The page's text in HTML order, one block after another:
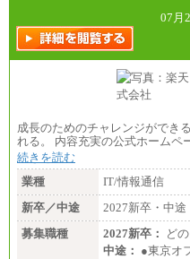
07月
成長のためのチャレンジができ
れる。 内容充実の公式ホームペ
続きを読む
業種
IT/情報通信
新卒／中途
2027新卒・中途
募集職種
2027新卒：
ど
中途： ●東京